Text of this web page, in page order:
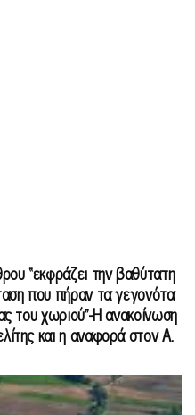
“εκφράζει την βαθύτατη
που πήραν τα γεγονότα
του χωριού”-Η ανακοίνωση
και η αναφορά στον Α.